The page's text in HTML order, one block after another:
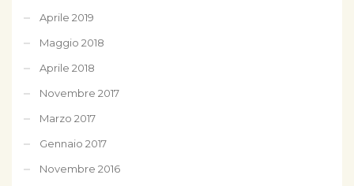
Aprile 2019
Maggio 2018
Aprile 2018
Novembre 2017
Marzo 2017
Gennaio 2017
Novembre 2016